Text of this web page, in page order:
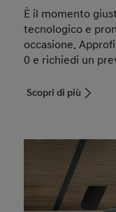
È il momento
tecnologico e
occasione.
0 e richiedi un
Scopri di più